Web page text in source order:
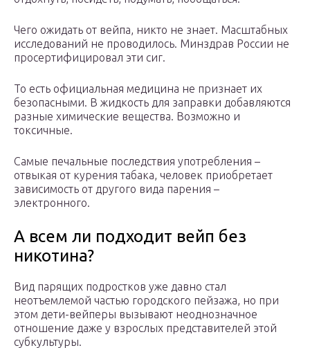
Чего ожидать от вейпа, никто не знает. Масштабных
исследований не проводилось. Минздрав России не
просертифицировал эти сиг.
То есть официальная медицина не признает их
безопасными. В жидкость для заправки добавляются
разные химические вещества. Возможно и
токсичные.
Самые печальные последствия употребления –
отвыкая от курения табака, человек приобретает
зависимость от другого вида парения –
электронного.
А всем ли подходит вейп без
никотина?
Вид парящих подростков уже давно стал
неотъемлемой частью городского пейзажа, но при
этом дети-вейперы вызывают неоднозначное
отношение даже у взрослых представителей этой
субкультуры.